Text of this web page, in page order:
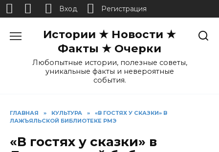
Истории ★ Новости ★
Факты ★ Очерки
Любопытные истории, полезные советы,
уникальные факты и невероятные
события.
ГЛАВНАЯ » КУЛЬТУРА »
«В ГОСТЯХ У СКАЗКИ» В
ЛАЖЪЯЛЬСКОЙ БИБЛИОТЕКЕ РМЭ
«В гостях у сказки» в
Вход Регистрация